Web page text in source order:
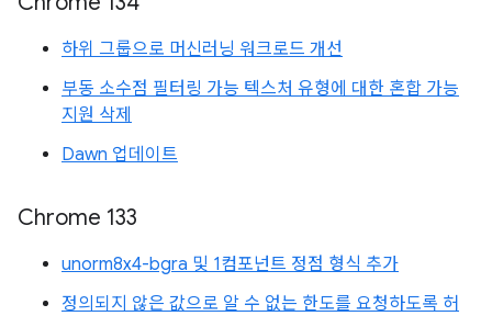
하위 그룹으로 머신러닝 워크로드 개선
부동 소수점 필터링 가능 텍스처 유형에 대한 혼합 가능
지원 삭제
Dawn 업데이트
Chrome 133
unorm8x4-bgra 및 1컴포넌트 정점 형식 추가
정의되지 않은 값으로 알 수 없는 한도를 요청하도록 허